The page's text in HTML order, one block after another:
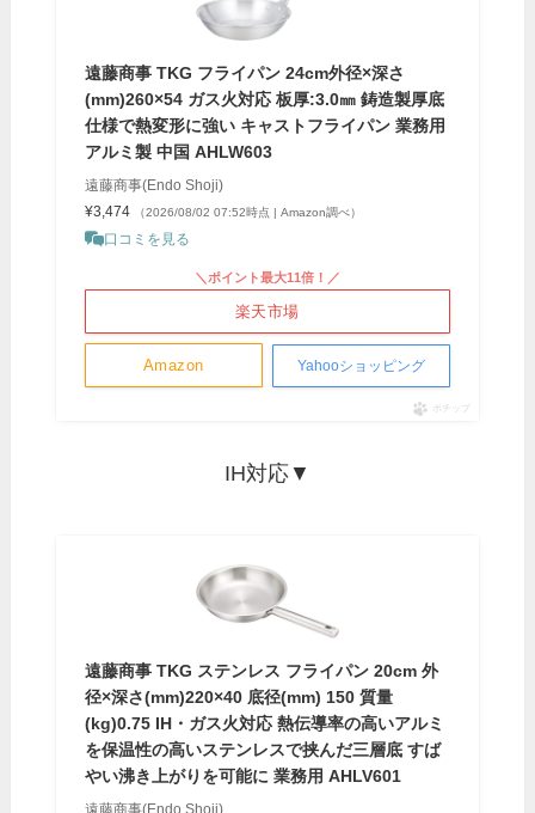
遠藤商事 TKG フライパン 24cm外径×深さ
(mm)260×54 ガス火対応 板厚:3.0㎜ 鋳造製厚底
仕様で熱変形に強い キャストフライパン 業務用
アルミ製 中国 AHLW603
遠藤商事(Endo Shoji)
¥3,474
（2026/08/02 07:52時点 | Amazon調べ）
口コミを見る
Amazon
＼ポイント最大11倍！／
楽天市場
Yahooショッピング
ポチップ
IH対応▼
遠藤商事 TKG ステンレス フライパン 20cm 外
径×深さ(mm)220×40 底径(mm) 150 質量
(kg)0.75 IH・ガス火対応 熱伝導率の高いアルミ
を保温性の高いステンレスで挟んだ三層底 すば
やい沸き上がりを可能に 業務用 AHLV601
遠藤商事(Endo Shoji)